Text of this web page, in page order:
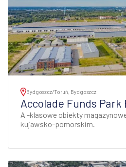
Bydgoszcz/Toruń, Bydgoszcz
Accolade Funds Park
A -klasowe obiekty
kujawsko-pomorskim.